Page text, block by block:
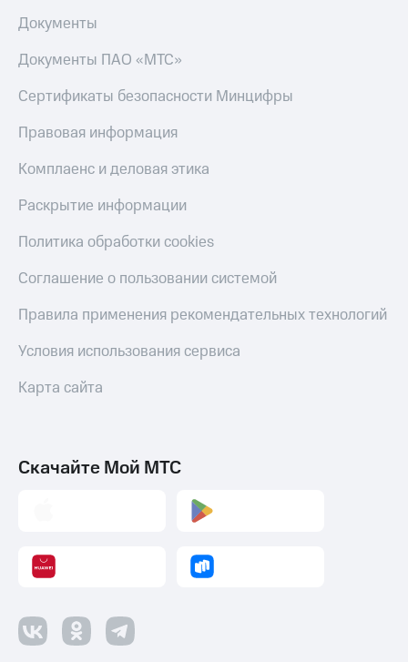
Документы
Документы ПАО «МТС»
Сертификаты безопасности Минцифры
Правовая информация
Комплаенс и деловая этика
Раскрытие информации
Политика обработки cookies
Соглашение о пользовании системой
Правила применения рекомендательных технологий
Условия использования сервиса
Карта сайта
Скачайте Мой МТС